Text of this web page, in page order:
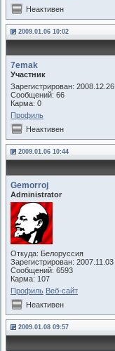
Неактивен
2009.01.06 10:02
7emak
Участник
Зарегистрирован: 2008.12.26
Сообщений: 66
Карма: 0
Профиль
Неактивен
2009.01.06 10:44
Gemorroj
Administrator
Откуда: Белоруссия
Зарегистрирован: 2007.11.03
Сообщений: 6593
Карма: 107
Профиль Веб-сайт
Неактивен
2009.01.08 09:57